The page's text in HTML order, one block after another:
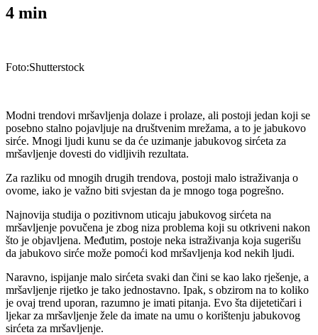
4 min
Foto:Shutterstock
Modni trendovi mršavljenja dolaze i prolaze, ali postoji jedan koji se
posebno stalno pojavljuje na društvenim mrežama, a to je jabukovo
sirće. Mnogi ljudi kunu se da će uzimanje jabukovog sirćeta za
mršavljenje dovesti do vidljivih rezultata.
Za razliku od mnogih drugih trendova, postoji malo istraživanja o
ovome, iako je važno biti svjestan da je mnogo toga pogrešno.
Najnovija studija o pozitivnom uticaju jabukovog sirćeta na
mršavljenje povučena je zbog niza problema koji su otkriveni nakon
što je objavljena. Međutim, postoje neka istraživanja koja sugerišu
da jabukovo sirće može pomoći kod mršavljenja kod nekih ljudi.
Naravno, ispijanje malo sirćeta svaki dan čini se kao lako rješenje, a
mršavljenje rijetko je tako jednostavno. Ipak, s obzirom na to koliko
je ovaj trend uporan, razumno je imati pitanja. Evo šta dijetetičari i
ljekar za mršavljenje žele da imate na umu o korištenju jabukovog
sirćeta za mršavljenje.